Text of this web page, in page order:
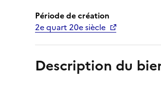
Période de création
2e quart 20e siècle
Description du